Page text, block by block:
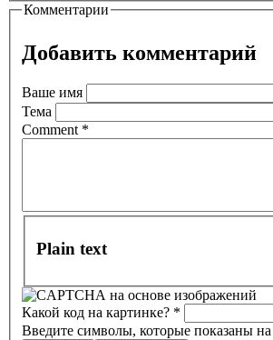
Комментарии
Добавить комментарий
Ваше имя
Тема
Comment *
Plain text
Какой код на картинке? *
Введите символы, которые показаны на